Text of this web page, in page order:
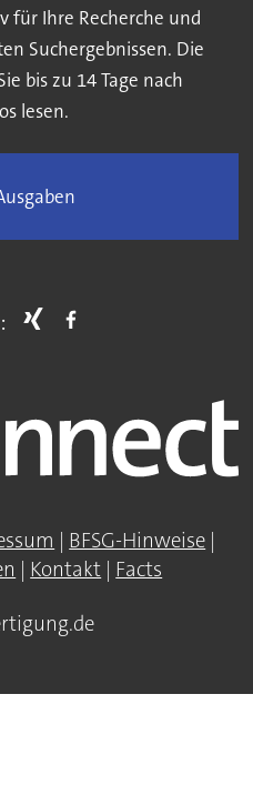
für Ihre Recherche und
Suchergebnissen. Die
bis zu 14 Tage nach
lesen.
| BFSG-Hinweise |
| Kontakt | Facts